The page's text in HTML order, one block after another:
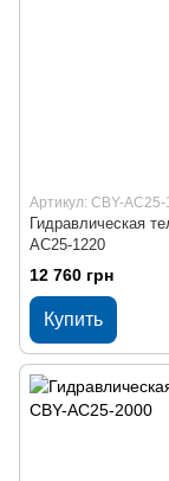
Артикул: CBY-AC25-
Гидравлическая
AC25-1220
12 760 грн
Купить